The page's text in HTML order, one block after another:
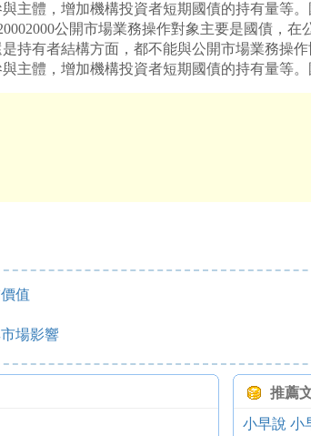
主體，增加機構投資者短期國債的持有量等
公開市場業務操作對象主要是國債，
持有者結構方面，都不能與公開市場業務操
主體，增加機構投資者短期國債的持有量等
值
場影響
推薦
小早說 小